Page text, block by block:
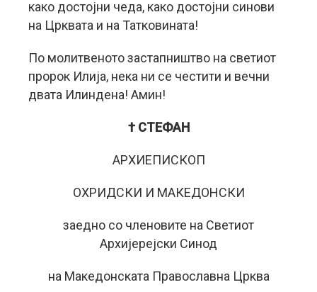
како достојни чеда, како достојни синови
на Црквата и на Татковината!
По молитвеното застапништво на светиот
пророк Илија, нека ни се честити и вечни
двата Илиндена! Амин!
† СТЕФАН
АРХИЕПИСКОП
ОХРИДСКИ И МАКЕДОНСКИ
заедно со членовите на Светиот
Архијерејски Синод
на Македонската Православна Црква